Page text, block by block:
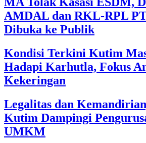
AMDAL dan RKL-RPL
Dibuka ke Publik
Kondisi Terkini Kutim
Hadapi Karhutla, Fokus
Kekeringan
Legalitas dan
Kutim Dampingi
UMKM